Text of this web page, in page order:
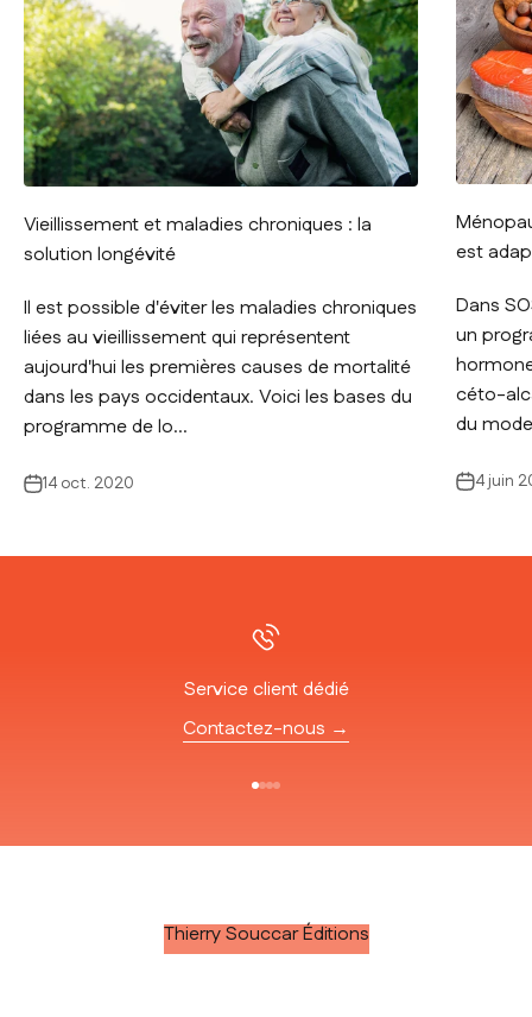
Vieillissement et maladies chroniques : la
solution longévité
Il est possible d'éviter les maladies chroniques
liées au vieillissement qui représentent
aujourd'hui les premières causes de mortalité
dans les pays occidentaux. Voici les bases du
programme de lo...
14 oct. 2020
est
Dans
un
céto-
du
4 juin
Service client dédié
Contactez-nous →
Thierry Souccar Éditions